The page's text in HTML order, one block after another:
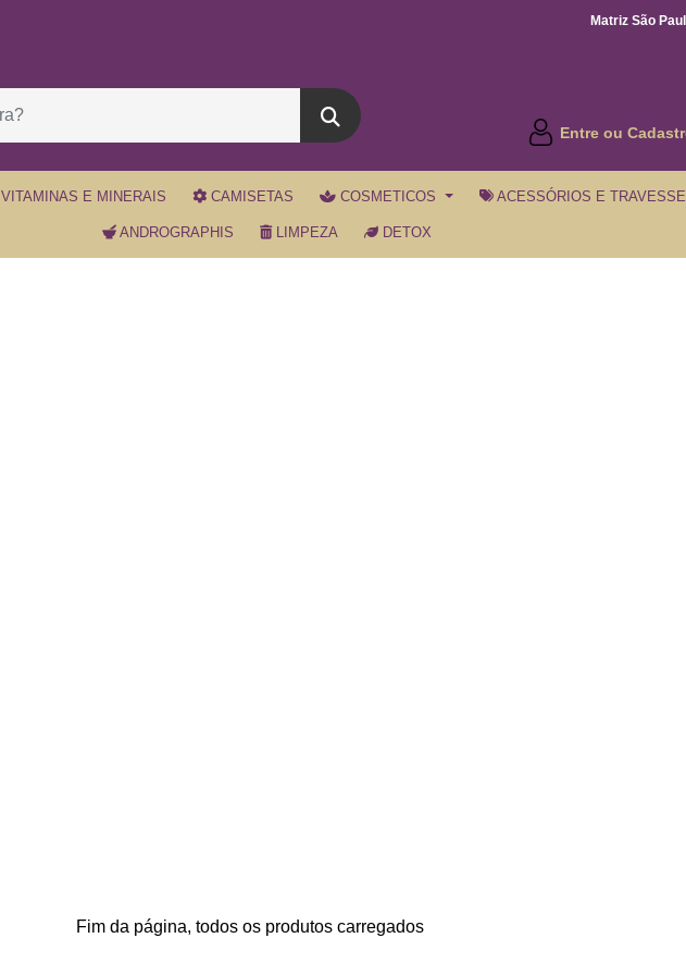
Matriz São
Entre ou
VITAMINAS E MINERAIS CAMISETAS COSMETICOS ACESSÓRIOS E
ANDROGRAPHIS LIMPEZA DETOX
Fim da página, todos os produtos carregados